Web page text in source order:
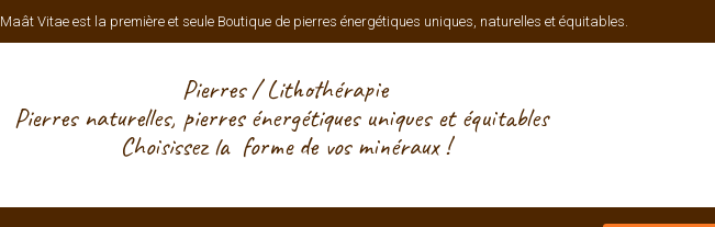
Maât Vitae est la première et seule Boutique de pierres énergétiques uniques, naturelles et équitables.
Pierres / Lithothérapie
Pierres naturelles, pierres énergétiques uniques et équitables
Choisissez la forme de vos minéraux !